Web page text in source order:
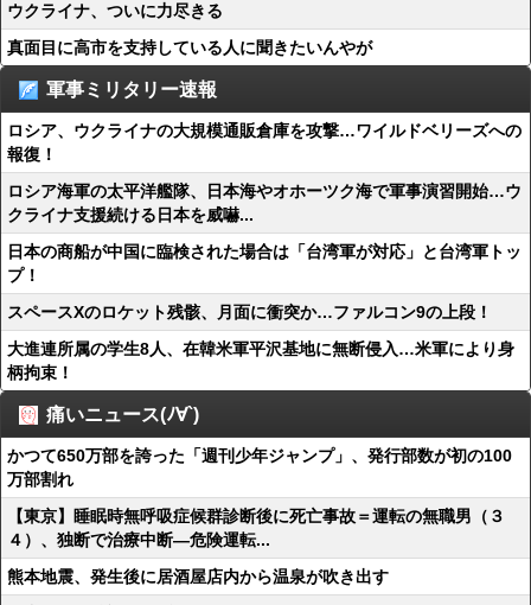
ウクライナ、ついに力尽きる
真面目に高市を支持している人に聞きたいんやが
軍事ミリタリー速報
ロシア、ウクライナの大規模通販倉庫を攻撃…ワイルドベリーズへの
報復！
ロシア海軍の太平洋艦隊、日本海やオホーツク海で軍事演習開始…ウ
クライナ支援続ける日本を威嚇...
日本の商船が中国に臨検された場合は「台湾軍が対応」と台湾軍トッ
プ！
スペースXのロケット残骸、月面に衝突か…ファルコン9の上段！
大進連所属の学生8人、在韓米軍平沢基地に無断侵入…米軍により身
柄拘束！
痛いニュース(ﾉ∀`)
かつて650万部を誇った「週刊少年ジャンプ」、発行部数が初の100
万部割れ
【東京】睡眠時無呼吸症候群診断後に死亡事故＝運転の無職男（３
４）、独断で治療中断―危険運転...
熊本地震、発生後に居酒屋店内から温泉が吹き出す